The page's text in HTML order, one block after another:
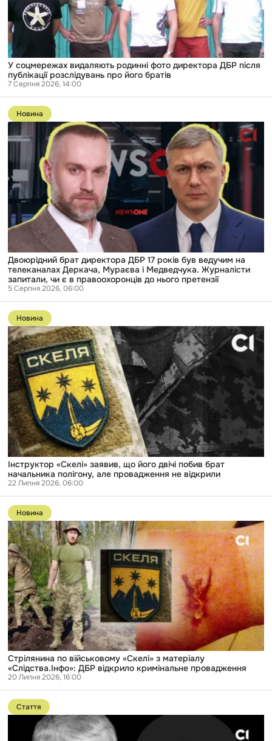
після
публікації
розслідувань
про
його
братів
У соцмережах видаляють родинні фото директора ДБР після
публікації розслідувань про його братів
7 Серпня 2026, 14:00
Перейти
до
публікації
Двоюрідний
брат
директора
ДБР
років
був
ведучим
телеканалах
Деркача,
Мураєва
Медведчука.
Журналісти
запитали,
чи
в
правоохоронців
до
нього
претензії
Новина
Двоюрідний брат директора ДБР 17 років був ведучим на
телеканалах Деркача, Мураєва і Медведчука. Журналісти
запитали, чи є в правоохоронців до нього претензії
5 Серпня 2026, 06:00
Перейти
до
публікації
Інструктор
«Скелі»
заявив,
що
його
двічі
побив
брат
начальника
полігону,
але
провадження
не
відкрили
Новина
Інструктор «Скелі» заявив, що його двічі побив брат
начальника полігону, але провадження не відкрили
22 Липня 2026, 06:00
Перейти
до
публікації
Стрілянина
по
військовому
«Скелі»
матеріалу
«Слідства.Інфо»:
ДБР
відкрило
кримінальне
провадження
Новина
Стрілянина по військовому «Скелі» з матеріалу
«Слідства.Інфо»: ДБР відкрило кримінальне провадження
20 Липня 2026, 16:00
Перейти
до
публікації
«Справа
Стаття